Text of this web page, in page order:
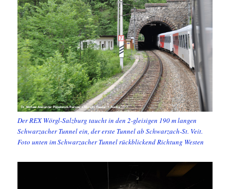
Der REX Wörgl-Salzburg taucht in den 2-gleisigen 190 m langen
Schwarzacher Tunnel ein, der erste Tunnel ab Schwarzach-St. Veit.
Foto unten im Schwarzacher Tunnel rückblickend Richtung Westen